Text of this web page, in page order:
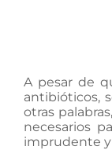
A pesar de
antibióticos,
otras
necesarios
imprudente y